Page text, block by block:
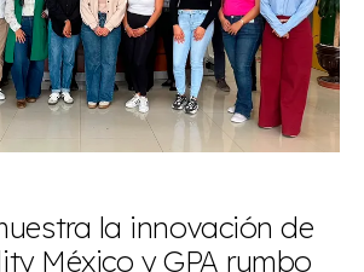
la innovación de
México y GPA rumbo